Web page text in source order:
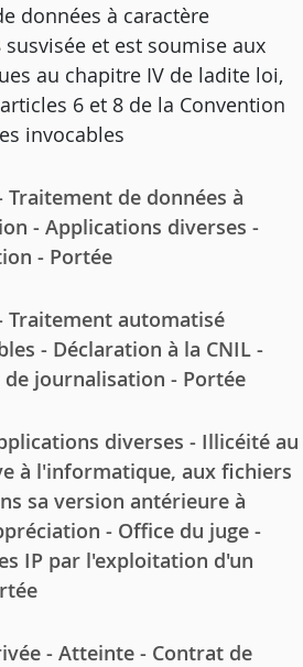
données à caractère
et est soumise aux
au chapitre IV de ladite loi,
6 et 8 de la Convention
invocables
de données à
- Applications diverses -
- Portée
Traitement automatisé
- Déclaration à la CNIL -
journalisation - Portée
diverses - Illicéité au
à l'informatique, aux fichiers
sa version antérieure à
- Office du juge -
IP par l'exploitation d'un
- Atteinte - Contrat de